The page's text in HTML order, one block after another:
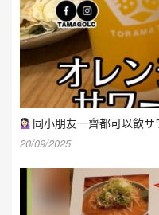
同小朋友一齊都可以飲サ
20/09/2025